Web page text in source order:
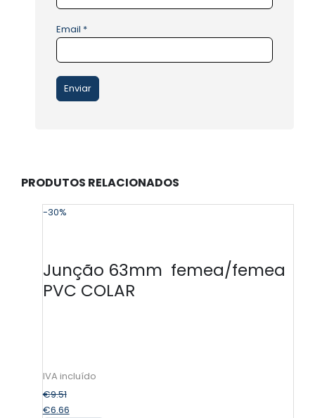
Email *
PRODUTOS RELACIONADOS
-30%
Junção 63mm femea/femea
PVC COLAR
€9.51
€6.66